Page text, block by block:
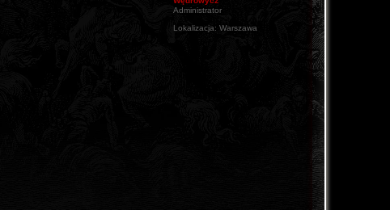
Administrator
Lokalizacja: Warszawa